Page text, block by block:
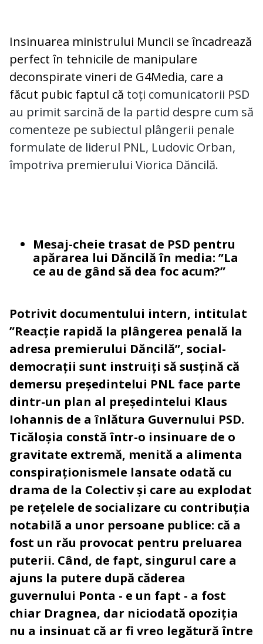
Insinuarea ministrului Muncii se încadrează
perfect în tehnicile de manipulare
deconspirate vineri de G4Media, care a
făcut pubic faptul că toți comunicatorii PSD
au primit sarcină de la partid despre cum să
comenteze pe subiectul plângerii penale
formulate de liderul PNL, Ludovic Orban,
împotriva premierului Viorica Dăncilă.
Mesaj-cheie trasat de PSD pentru
apărarea lui Dăncilă în media: ”La
ce au de gând să dea foc acum?”
Potrivit documentului intern, intitulat
”Reacție rapidă la plângerea penală la
adresa premierului Dăncilă”, social-
democrații sunt instruiți să susțină că
demersu președintelui PNL face parte
dintr-un plan al președintelui Klaus
Iohannis de a înlătura Guvernului PSD.
Ticăloșia constă într-o insinuare de o
gravitate extremă, menită a alimenta
conspiraționismele lansate odată cu
drama de la Colectiv și care au explodat
pe rețelele de socializare cu contribuția
notabilă a unor persoane publice: că a
fost un rău provocat pentru preluarea
puterii. Când, de fapt, singurul care a
ajuns la putere după căderea
guvernului Ponta - e un fapt - a fost
chiar Dragnea, dar niciodată opoziția
nu a insinuat că ar fi vreo legătură între